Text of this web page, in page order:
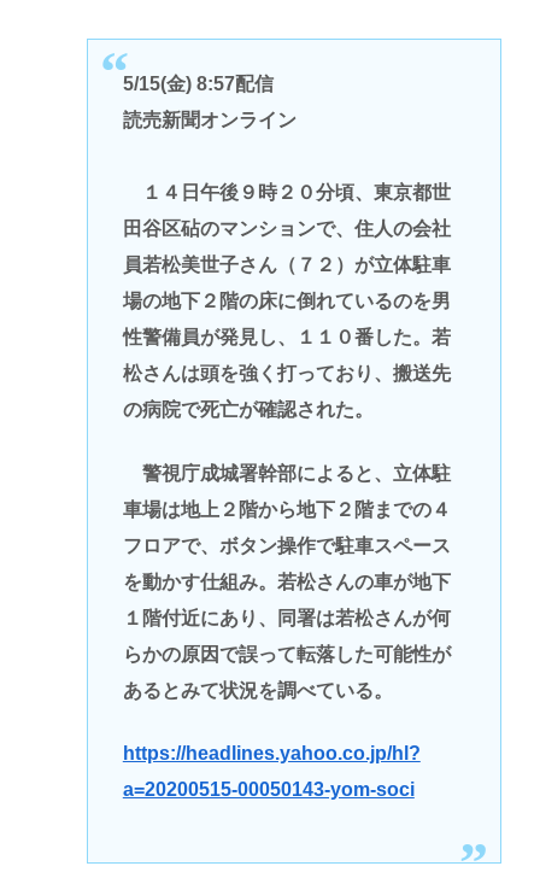
5/15(金) 8:57配信
読売新聞オンライン
１４日午後９時２０分頃、東京都世
田谷区砧のマンションで、住人の会社
員若松美世子さん（７２）が立体駐車
場の地下２階の床に倒れているのを男
性警備員が発見し、１１０番した。若
松さんは頭を強く打っており、搬送先
の病院で死亡が確認された。
警視庁成城署幹部によると、立体駐
車場は地上２階から地下２階までの４
フロアで、ボタン操作で駐車スペース
を動かす仕組み。若松さんの車が地下
１階付近にあり、同署は若松さんが何
らかの原因で誤って転落した可能性が
あるとみて状況を調べている。
https://headlines.yahoo.co.jp/hl?
a=20200515-00050143-yom-soci